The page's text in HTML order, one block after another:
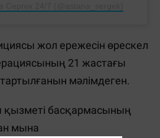
жол ережесін өрескел
21 жастағы
мәлімдеген.
қызметі басқармасының
мына